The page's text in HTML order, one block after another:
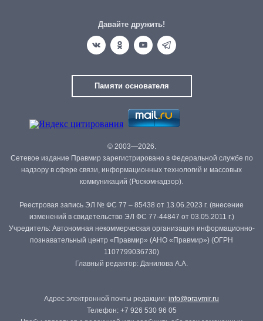
Давайте дружить!
Памяти основателя
© 2003—2026.
Сетевое издание Правмир зарегистрировано в Федеральной службе по
надзору в сфере связи, информационных технологий и массовых
коммуникаций (Роскомнадзор).
Реестровая запись ЭЛ № ФС 77 – 85438 от 13.06.2023 г. (внесение
изменений в свидетельство ЭЛ ФС 77-44847 от 03.05.2011 г.)
Учредитель: Автономная некоммерческая организация информационно-
познавательный центр «Правмир» (АНО «Правмир») (ОГРН
1107799036730)
Главный редактор: Данилова А.А.
Адрес электронной почты редакции: info@pravmir.ru
Телефон: +7 926 530 96 05